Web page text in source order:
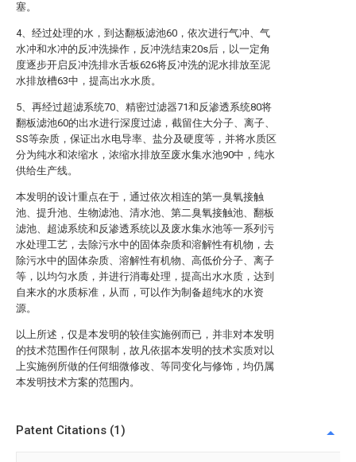
塞。
4、经过处理的水，到达翻板滤池60，依次进行气冲、气
水冲和水冲的反冲洗操作，反冲洗结束20s后，以一定角
度逐步开启反冲洗排水舌板626将反冲洗的泥水排放至泥
水排放槽63中，提高出水水质。
5、再经过超滤系统70、精密过滤器71和反渗透系统80将
翻板滤池60的出水进行深度过滤，截留住大分子、离子、
SS等杂质，保证出水电导率、盐分及硬度等，并将水质区
分为纯水和浓缩水，浓缩水排放至废水集水池90中，纯水
供给生产线。
本发明的设计重点在于，通过依次相连的第一臭氧接触
池、提升池、生物滤池、清水池、第二臭氧接触池、翻板
滤池、超滤系统和反渗透系统以及废水集水池等一系列污
水处理工艺，去除污水中的固体杂质和溶解性有机物，去
除污水中的固体杂质、溶解性有机物、高低价分子、离子
等，以均匀水质，并进行消毒处理，提高出水水质，达到
自来水的水质标准，从而，可以作为制备超纯水的水资
源。
以上所述，仅是本发明的较佳实施例而已，并非对本发明
的技术范围作任何限制，故凡依据本发明的技术实质对以
上实施例所做的任何细微修改、等同变化与修饰，均仍属
本发明技术方案的范围内。
Patent Citations (1)